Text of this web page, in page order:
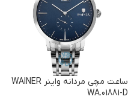
ساعت مچی مردانه واینر WAINER
WA.01881-D